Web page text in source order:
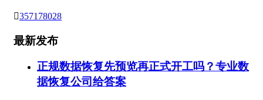
357178028
最新发布
正规数据恢复先预览再正式开工吗？专业数
据恢复公司给答案